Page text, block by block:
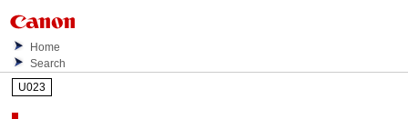
Home
Search
U023